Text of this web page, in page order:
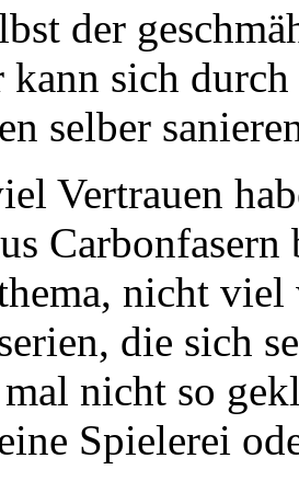
der
sich
selber
Vertrauen
Carbonfasern
nicht
die sich
nicht so
Spielerei